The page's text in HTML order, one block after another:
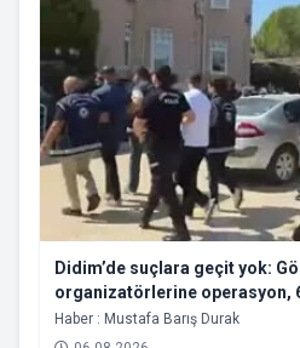
Didim’de suçlara geçit yok:
organizatörlerine operasyon,
Haber : Mustafa Barış Durak